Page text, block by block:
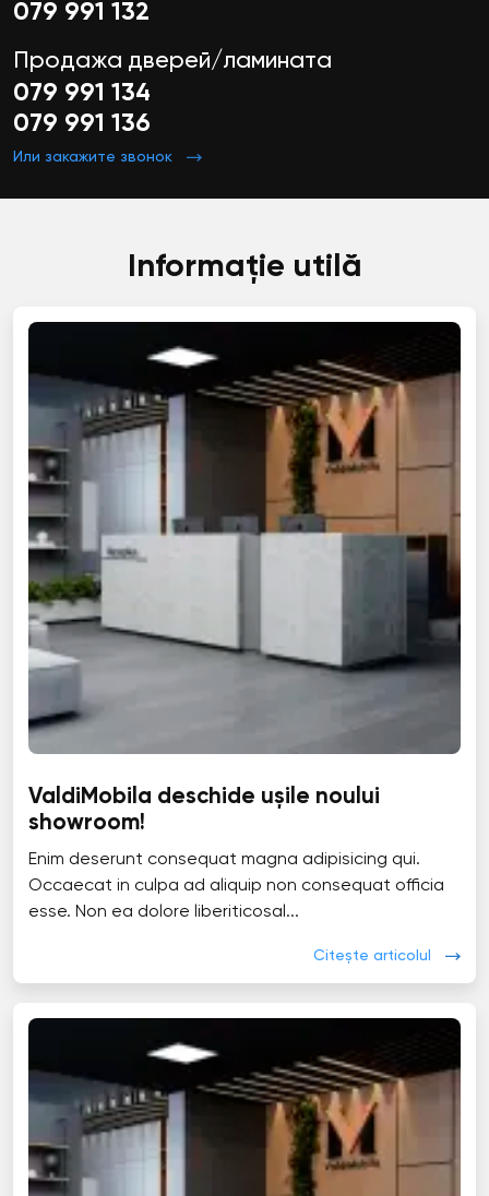
079 991 132
Продажа дверей/ламината
079 991 134
079 991 136
Или закажите звонок
Informație utilă
ValdiMobila deschide ușile noului
showroom!
Enim deserunt consequat magna adipisicing qui.
Occaecat in culpa ad aliquip non consequat officia
esse. Non ea dolore liberiticosal...
Citește articolul